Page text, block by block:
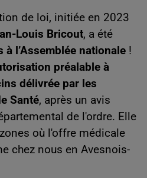
de loi, initiée en 2023
Louis Bricout, a été
à l’Assemblée nationale !
préalable à
délivrée par les
Santé, après un avis
de l'ordre. Elle
où l'offre médicale
chez nous en Avesnois-